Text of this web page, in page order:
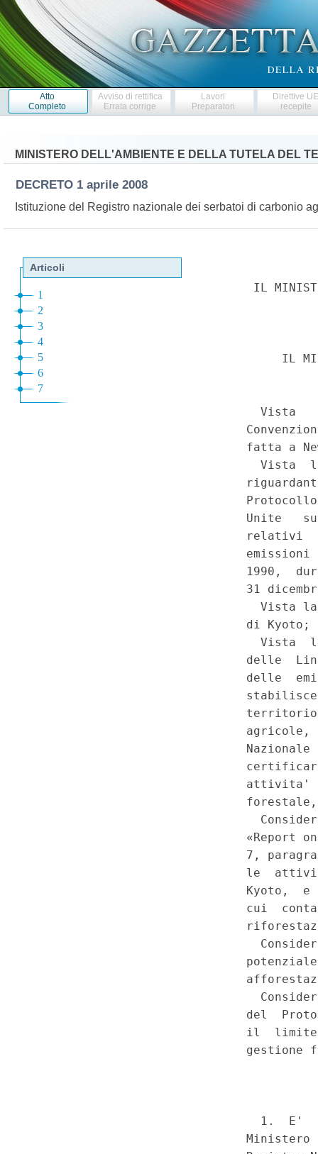
Atto
Completo
Avviso di rettifica
Errata corrige
Lavori
Preparatori
Direttive
recepite
MINISTERO DELL'AMBIENTE E DELLA TUTELA DEL
DECRETO 1 aprile 2008
Istituzione del Registro nazionale dei serbatoi di carbonio